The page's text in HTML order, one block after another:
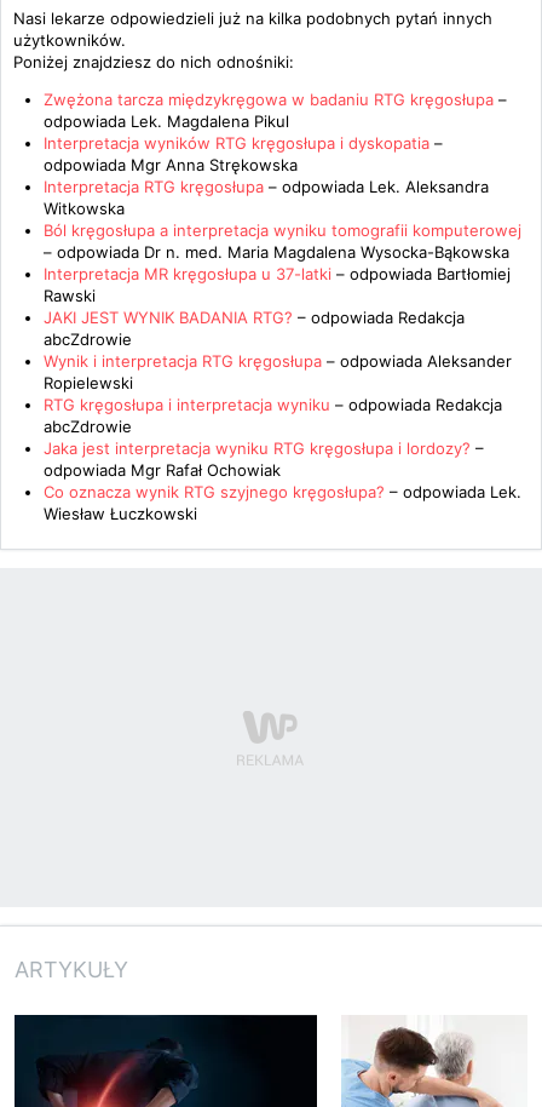
Nasi lekarze odpowiedzieli już na kilka podobnych pytań innych
użytkowników.
Poniżej znajdziesz do nich odnośniki:
Zwężona tarcza międzykręgowa w badaniu RTG kręgosłupa –
odpowiada Lek. Magdalena Pikul
Interpretacja wyników RTG kręgosłupa i dyskopatia –
odpowiada Mgr Anna Strękowska
Interpretacja RTG kręgosłupa – odpowiada Lek. Aleksandra
Witkowska
Ból kręgosłupa a interpretacja wyniku tomografii komputerowej
– odpowiada Dr n. med. Maria Magdalena Wysocka-Bąkowska
Interpretacja MR kręgosłupa u 37-latki – odpowiada Bartłomiej
Rawski
JAKI JEST WYNIK BADANIA RTG? – odpowiada Redakcja
abcZdrowie
Wynik i interpretacja RTG kręgosłupa – odpowiada Aleksander
Ropielewski
RTG kręgosłupa i interpretacja wyniku – odpowiada Redakcja
abcZdrowie
Jaka jest interpretacja wyniku RTG kręgosłupa i lordozy? –
odpowiada Mgr Rafał Ochowiak
Co oznacza wynik RTG szyjnego kręgosłupa? – odpowiada Lek.
Wiesław Łuczkowski
ARTYKUŁY